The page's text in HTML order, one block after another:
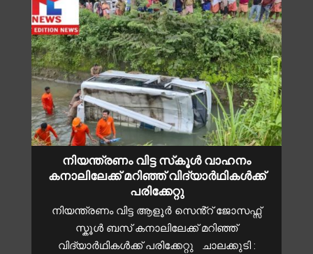
നിയന്ത്രണം വിട്ട സ്‌കൂൾ വാഹനം
കനാലിലേക്ക് മറിഞ്ഞ് വിദ്യാർഥികൾക്ക്
പരിക്കേറ്റു
നിയന്ത്രണം വിട്ട ആളൂർ സെൻ്റ് ജോസഫ്സ്
സ്കൂൾ ബസ് കനാലിലേക്ക് മറിഞ്ഞ്
വിദ്യാർഥികൾക്ക് പരിക്കേറ്റു ചാലക്കുടി :